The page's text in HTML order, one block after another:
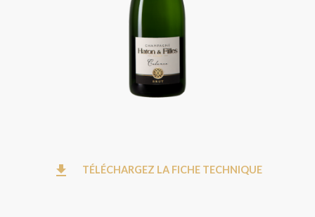
file_download TÉLÉCHARGEZ LA FICHE TECHNIQUE